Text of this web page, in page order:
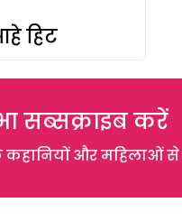
हिट
सब्सक्राइब करें
और महिलाओं से